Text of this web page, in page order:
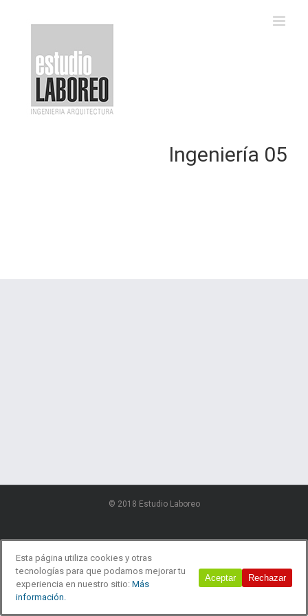
Ingeniería 05
© 2018 Estudio Laboreo
Esta página utiliza cookies y otras
tecnologías para que podamos mejorar tu
experiencia en nuestro sitio: Más
información.
Aceptar Rechazar